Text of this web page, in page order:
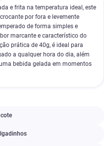
e frita na temperatura ideal, este
por fora e levemente
de forma simples e
marcante e característico do
prática de 40g, é ideal para
a qualquer hora do dia, além
bebida gelada em momentos